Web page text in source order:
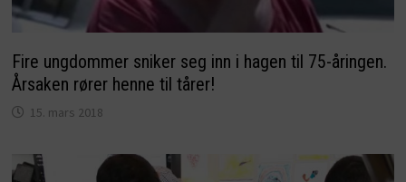
Fire ungdommer sniker seg inn i hagen til 75-åringen.
Årsaken rører henne til tårer!
15. mars 2018